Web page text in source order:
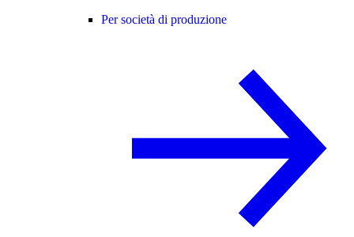
Per società di produzione